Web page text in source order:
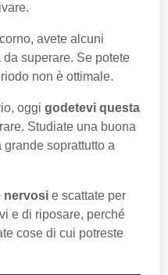
avete alcuni
da superare. Se potete
non è ottimale.
oggi godetevi questa
Studiate una buona
grande soprattutto a
nervosi e scattate per
e di riposare, perché
cose di cui potreste